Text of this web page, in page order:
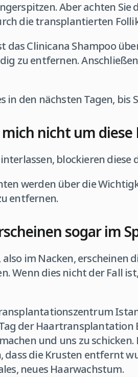
Aber achten Sie
die transplantierten
das Clinicana Shampoo
zu entfernen.
in den nächsten Tagen, bis
nicht um
blockieren
werden über die
entfernen.
sogar im
im Nacken, erscheinen
Wenn dies nicht der Fall
der
und uns zu
dass die Krusten entfernt
neues Haarwachstum.